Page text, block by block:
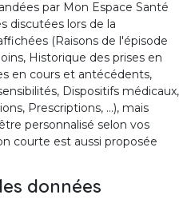
par Mon Espace Santé
discutées lors de la
(Raisons de l'épisode
Historique des prises en
en cours et antécédents,
Dispositifs médicaux,
Prescriptions, ...), mais
personnalisé selon vos
courte est aussi proposée
données